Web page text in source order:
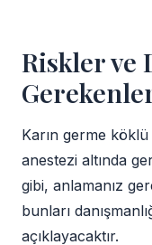
Riskler ve
Karın germe
anestezi altında
gibi, anlamanız
bunları
açıklayacaktır.